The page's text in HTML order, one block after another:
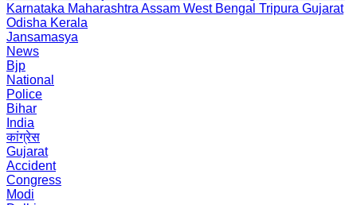
Karnataka Maharashtra Assam West Bengal Tripura Gujarat
Odisha Kerala
Jansamasya
News
Bjp
National
Police
Bihar
India
कांग्रेस
Gujarat
Accident
Congress
Modi